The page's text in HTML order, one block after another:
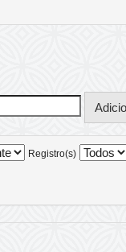
Registro(s)